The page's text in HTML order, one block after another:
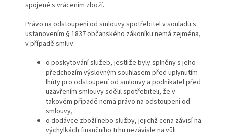
spojené s vrácením zboží.
Právo na odstoupení od smlouvy spotřebitel v souladu s
ustanovením § 1837 občanského zákoníku nemá zejména,
v případě smluv:
o poskytování služeb, jestliže byly splněny s jeho
předchozím výslovným souhlasem před uplynutím
lhůty pro odstoupení od smlouvy a podnikatel před
uzavřením smlouvy sdělil spotřebiteli, že v
takovém případě nemá právo na odstoupení od
smlouvy,
o dodávce zboží nebo služby, jejichž cena závisí na
výchylkách finančního trhu nezávisle na vůli